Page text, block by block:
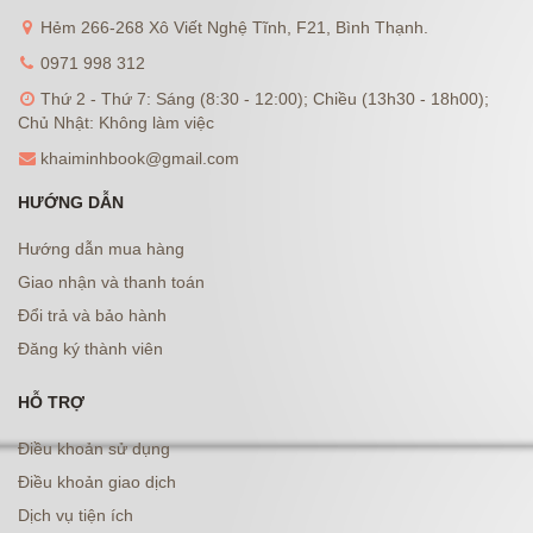
Hẻm 266-268 Xô Viết Nghệ Tĩnh, F21, Bình Thạnh.
0971 998 312
Thứ 2 - Thứ 7: Sáng (8:30 - 12:00); Chiều (13h30 - 18h00);
Chủ Nhật: Không làm việc
khaiminhbook@gmail.com
HƯỚNG DẪN
Hướng dẫn mua hàng
Giao nhận và thanh toán
Đổi trả và bảo hành
Đăng ký thành viên
HỖ TRỢ
Điều khoản sử dụng
Điều khoản giao dịch
Dịch vụ tiện ích